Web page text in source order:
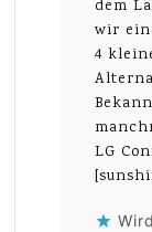
dem
wir
4
LG